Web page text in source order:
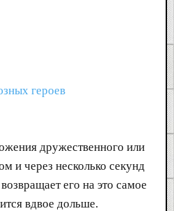
героев
дружественного или
и через несколько секунд
его на это самое
вдвое дольше.